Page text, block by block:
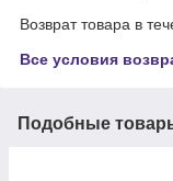
Возврат товара в
Все условия
Подобные